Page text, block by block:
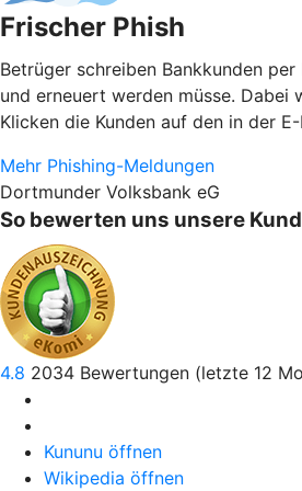
Frischer Phish
Betrüger schreiben Bankkunden
und erneuert werden müsse. Dabei
Klicken die Kunden auf den in der
Mehr Phishing-Meldungen
Dortmunder Volksbank eG
So bewerten uns unsere
4.8 2034 Bewertungen (letzte 12
Kununu öffnen
Wikipedia öffnen